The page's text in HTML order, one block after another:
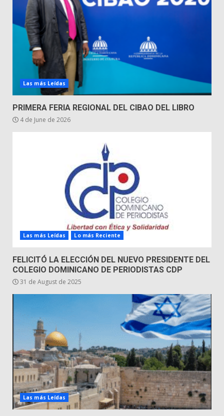
Las más Leídas
PRIMERA FERIA REGIONAL DEL CIBAO DEL LIBRO
4 de June de 2026
Las más Leídas Lo más Reciente
FELICITÓ LA ELECCIÓN DEL NUEVO PRESIDENTE DEL
COLEGIO DOMINICANO DE PERIODISTAS CDP
31 de August de 2025
Las más Leídas